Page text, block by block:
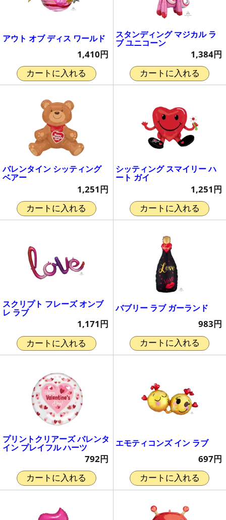
アウト オブ ディス ワールド
1,410円
カートに入れる
スタンディング マジカル ラ
ブ ユニコーン
1,384円
カートに入れる
バレンタイン シッティング
ベアー
1,251円
カートに入れる
シッティング スマイリー ハ
ート ガイ
1,251円
カートに入れる
スクリプト フレーズ オンブ
レ ラブ
1,171円
カートに入れる
バブリー ラブ ガーランド
983円
カートに入れる
プリントクリアーズ バレンタ
イン プレイフル ハーツ
792円
カートに入れる
エモティコンズ イン ラブ
697円
カートに入れる